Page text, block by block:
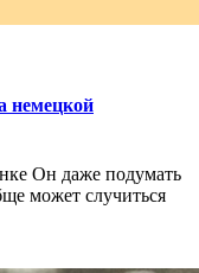
немецкой
Он даже подумать
может случиться